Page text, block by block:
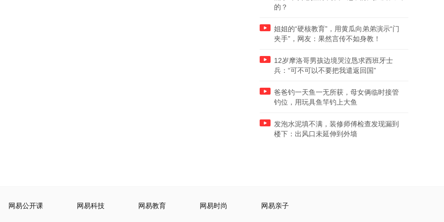
的？
姐姐的“硬核教育”，用黄瓜向弟弟演示“门
夹手”，网友：果然言传不如身教！
12岁摩洛哥男孩边境哭泣恳求西班牙士
兵：“可不可以不要把我遣返回国”
爸爸钓一天鱼一无所获，母女俩临时接管
钓位，用玩具鱼竿钓上大鱼
发泡水泥填不满，装修师傅检查发现漏到
楼下：出风口未延伸到外墙
网易公开课 网易科技 网易教育 网易时尚 网易亲子